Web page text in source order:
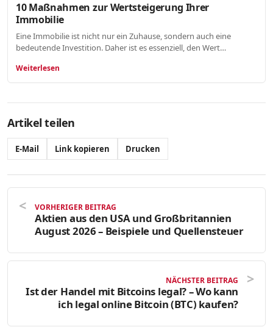
10 Maßnahmen zur Wertsteigerung Ihrer
Immobilie
Eine Immobilie ist nicht nur ein Zuhause, sondern auch eine
bedeutende Investition. Daher ist es essenziell, den Wert…
Weiterlesen
Artikel teilen
E-Mail Link kopieren Drucken
VORHERIGER BEITRAG
Aktien aus den USA und Großbritannien
August 2026 – Beispiele und Quellensteuer
NÄCHSTER BEITRAG
Ist der Handel mit Bitcoins legal? – Wo kann
ich legal online Bitcoin (BTC) kaufen?